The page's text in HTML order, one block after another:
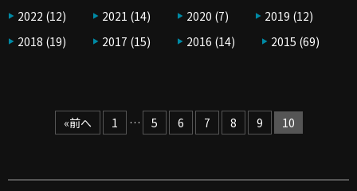
2022 (12) 2021 (14) 2020 (7) 2019 (12)
2018 (19) 2017 (15) 2016 (14) 2015 (69)
«前へ 1 … 5 6 7 8 9 10